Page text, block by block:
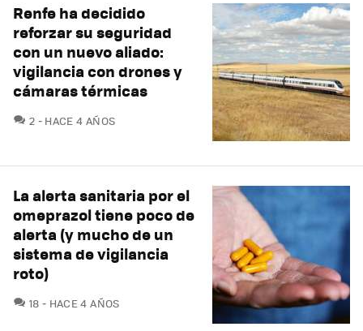
Renfe ha decidido
reforzar su seguridad
con un nuevo aliado:
vigilancia con drones y
cámaras térmicas
2 COMENTARIOS
HACE 4 AÑOS
La alerta sanitaria por el
omeprazol tiene poco de
alerta (y mucho de un
sistema de vigilancia
roto)
18 COMENTARIOS
HACE 4 AÑOS